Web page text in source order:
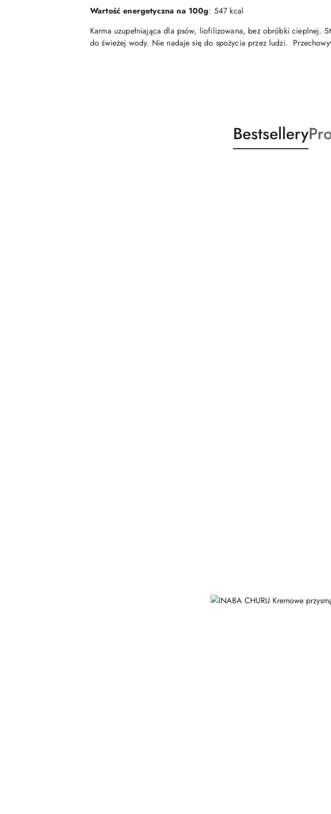
Wartość energetyczna na 100g: 547 kcal
Karma uzupełniająca dla psów, liofilizowana, bez obróbki cieplnej.
do świeżej wody. Nie nadaje się do spożycia przez ludzi.
Produkty
o
Bestsellery
o